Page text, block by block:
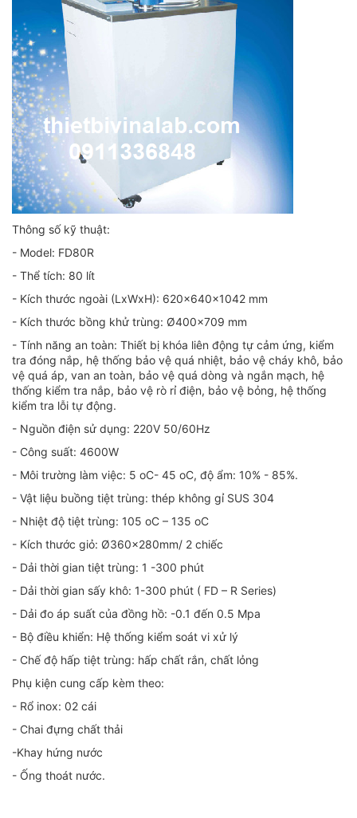
Thông số kỹ thuật:
- Model: FD80R
- Thể tích: 80 lít
- Kích thước ngoài (LxWxH): 620x640x1042 mm
- Kích thước bồng khử trùng: Ø400x709 mm
- Tính năng an toàn: Thiết bị khóa liên động tự cảm ứng, kiểm
tra đóng nắp, hệ thống bảo vệ quá nhiệt, bảo vệ cháy khô, bảo
vệ quá áp, van an toàn, bảo vệ quá dòng và ngắn mạch, hệ
thống kiểm tra nắp, bảo vệ rò rỉ điện, bảo vệ bỏng, hệ thống
kiểm tra lỗi tự động.
- Nguồn điện sử dụng: 220V 50/60Hz
- Công suất: 4600W
- Môi trường làm việc: 5 oC- 45 oC, độ ẩm: 10% - 85%.
- Vật liệu buồng tiệt trùng: thép không gỉ SUS 304
- Nhiệt độ tiệt trùng: 105 oC – 135 oC
- Kích thước giỏ: Ø360x280mm/ 2 chiếc
- Dải thời gian tiệt trùng: 1 -300 phút
- Dải thời gian sấy khô: 1-300 phút ( FD – R Series)
- Dải đo áp suất của đồng hồ: -0.1 đến 0.5 Mpa
- Bộ điều khiển: Hệ thống kiểm soát vi xử lý
- Chế độ hấp tiệt trùng: hấp chất rắn, chất lỏng
Phụ kiện cung cấp kèm theo:
- Rổ inox: 02 cái
- Chai đựng chất thải
-Khay hứng nước
- Ống thoát nước.